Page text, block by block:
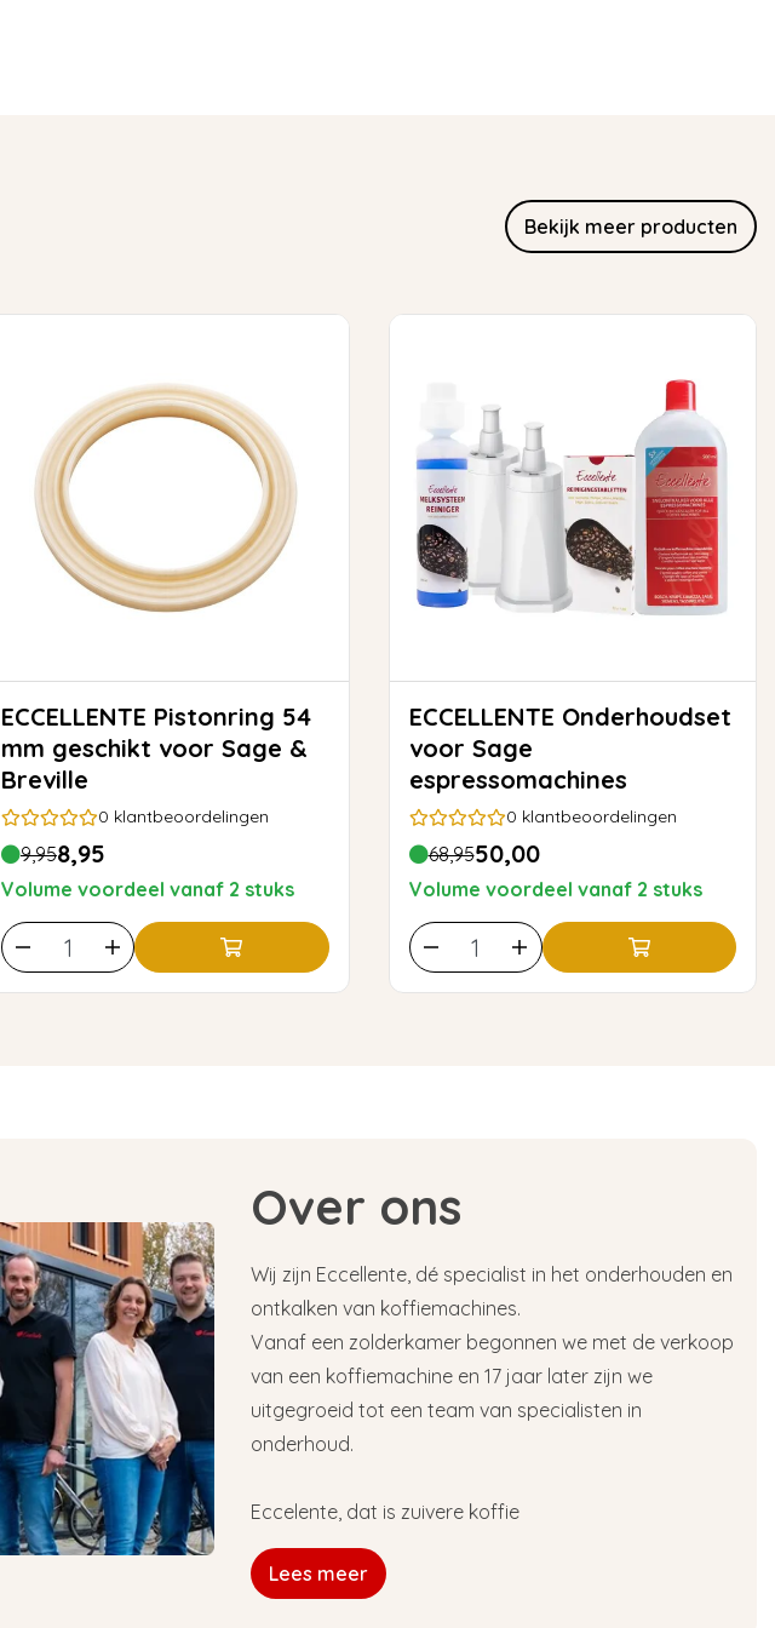
Bekijk meer producten
ECCELLENTE Pistonring 54
mm geschikt voor Sage &
Breville
0 klantbeoordelingen
9,958,95
Volume voordeel vanaf 2 stuks
ECCELLENTE Onderhoudset
voor Sage
espressomachines
0 klantbeoordelingen
68,9550,00
Volume voordeel vanaf 2 stuks
Over ons
Wij zijn Eccellente, dé specialist in het onderhouden en
ontkalken van koffiemachines.
Vanaf een zolderkamer begonnen we met de verkoop
van een koffiemachine en 17 jaar later zijn we
uitgegroeid tot een team van specialisten in
onderhoud.
Eccelente, dat is zuivere koffie
Lees meer